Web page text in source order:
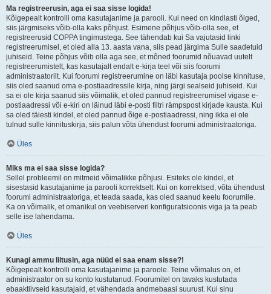
Ma registreerusin, aga ei saa sisse logida!
Kõigepealt kontrolli oma kasutajanime ja parooli. Kui need on kindlasti õiged,
siis järgmiseks võib-olla kaks põhjust. Esimene põhjus võib-olla see, et
registreerusid COPPA tingimustega. See tähendab kui Sa vajutasid linki
registreerumisel, et oled alla 13. aasta vana, siis pead järgima Sulle saadetuid
juhiseid. Teine põhjus võib olla aga see, et mõned foorumid nõuavad uutelt
registreerumistelt, kas kasutajalt endalt e-kirja teel või siis foorumi
administraatorilt. Kui foorumi registreerumine on läbi kasutaja poolse kinnituse,
siis oled saanud oma e-postiaadressile kirja, ning järgi sealseid juhiseid. Kui
sa ei ole kirja saanud siis võimalik, et oled pannud registreerumisel vigase e-
postiaadressi või e-kiri on läinud läbi e-posti filtri rämpspost kirjade kausta. Kui
sa oled täiesti kindel, et oled pannud õige e-postiaadressi, ning ikka ei ole
tulnud sulle kinnituskirja, siis palun võta ühendust foorumi administraatoriga.
Üles
Miks ma ei saa sisse logida?
Sellel probleemil on mitmeid võimalikke põhjusi. Esiteks ole kindel, et
sisestasid kasutajanime ja parooli korrektselt. Kui on korrektsed, võta ühendust
foorumi administraatoriga, et teada saada, kas oled saanud keelu foorumile.
Ka on võimalik, et omanikul on veebiserveri konfiguratsioonis viga ja ta peab
selle ise lahendama.
Üles
Kunagi ammu liitusin, aga nüüd ei saa enam sisse?!
Kõigepealt kontrolli oma kasutajanime ja paroole. Teine võimalus on, et
administraator on su konto kustutanud. Foorumitel on tavaks kustutada
ebaaktiivseid kasutajaid, et vähendada andmebaasi suurust. Kui sinu